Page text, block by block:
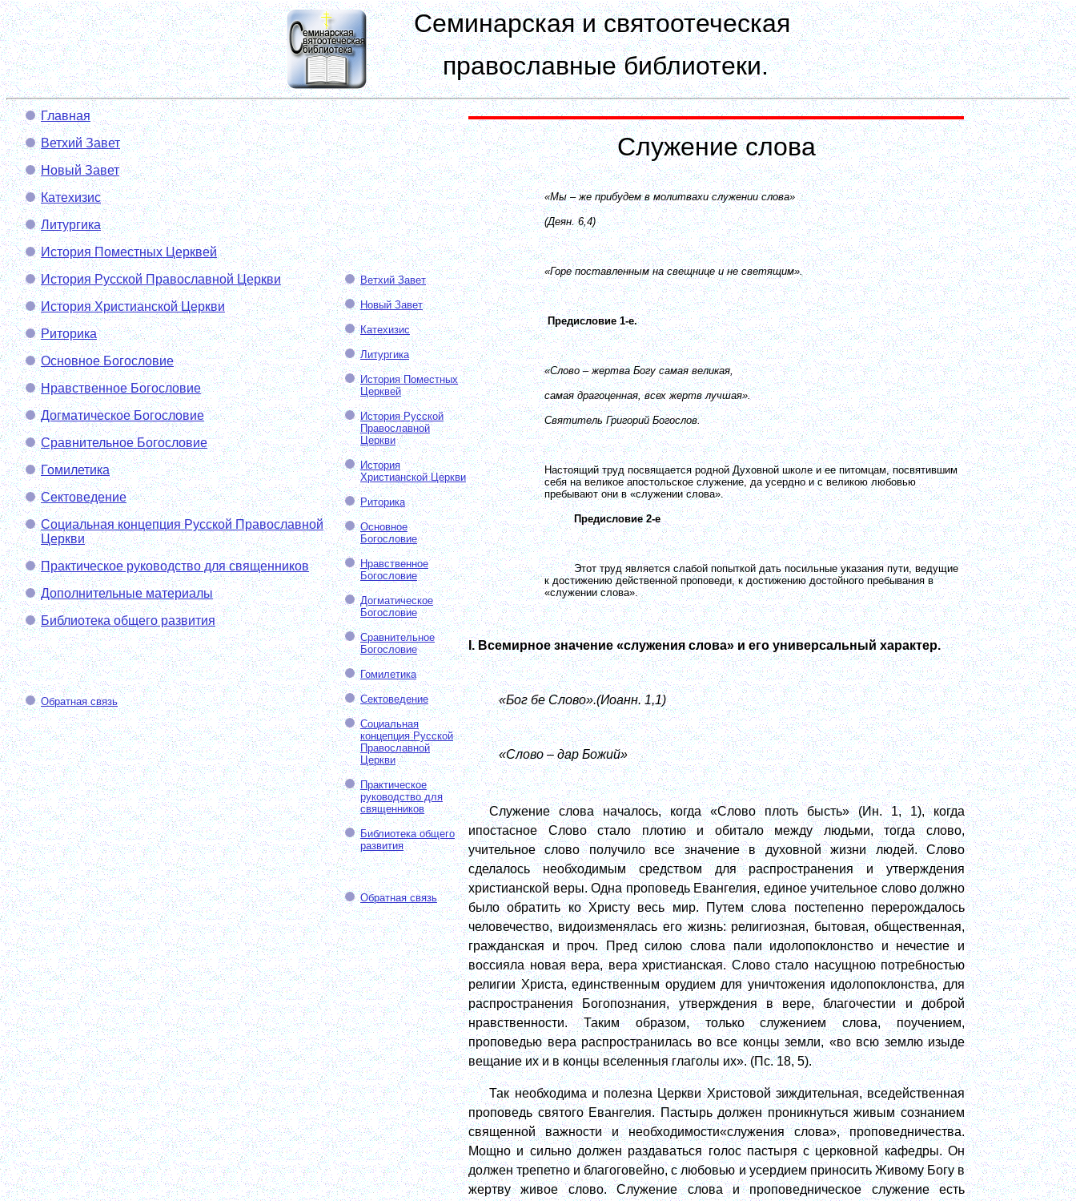
Семинарская и святоотеческая
православные библиотеки.
Главная
Ветхий Завет
Новый Завет
Катехизис
Литургика
История Поместных Церквей
История Русской Православной Церкви
История Христианской Церкви
Риторика
Основное Богословие
Нравственное Богословие
Догматическое Богословие
Сравнительное Богословие
Гомилетика
Сектоведение
Социальная концепция Русской Православной
Церкви
Практическое руководство для священников
Дополнительные материалы
Библиотека общего развития
Обратная связь
Служение слова
Ветхий Завет
Новый Завет
Катехизис
Литургика
История Поместных
Церквей
История Русской
Православной
Церкви
История
Христианской Церкви
Риторика
Основное
Богословие
Нравственное
Богословие
Догматическое
Богословие
Сравнительное
Богословие
Гомилетика
Сектоведение
Социальная
концепция Русской
Православной
Церкви
Практическое
руководство для
священников
Библиотека общего
развития
Обратная связь
«Мы – же прибудем в молитвахи служении слова»
(Деян. 6,4)
«Горе поставленным насвещнице и не светящим».
Предисловие 1-е.
«Слово – жертва Богу самая великая,
самая драгоценная, всех жертв лучшая».
Святитель Григорий Богослов.
Настоящий труд посвящается родной Духовной школе и ее питомцам, посвятившим
себя на великое апостольское служение, да усердно и с великою любовью
пребывают они в «служении слова».
Предисловие 2-е
Этот труд является слабой попыткой дать посильные указания пути, ведущие
к достижению действенной проповеди, к достижению достойного пребывания в
«служении слова».
I. Всемирное значение «служения слова»и его универсальный характер.
«Бог бе Слово».(Иоанн. 1,1)
«Слово – дар Божий»
Служение слова началось, когда «Слово плоть бысть» (Ин. 1, 1), когда
ипостасное Слово стало плотию и обитало между людьми, тогда слово,
учительное слово получило все значение в духовной жизни людей. Слово
сделалось необходимым средством для распространения и утверждения
христианской веры. Одна проповедь Евангелия, единое учительное слово должно
было обратить ко Христу весь мир. Путем слова постепенно перерождалось
человечество, видоизменялась его жизнь: религиозная, бытовая, общественная,
гражданская и проч. Пред силою слова пали идолопоклонство и нечестие и
воссияла новая вера, вера христианская. Слово стало насущною потребностью
религии Христа, единственным орудием для уничтожения идолопоклонства, для
распространения Богопознания, утверждения в вере, благочестии и доброй
нравственности. Таким образом, только служением слова, поучением,
проповедью вера распространилась во все концы земли, «во всю землю изыде
вещание их и в концы вселенныя глаголы их». (Пс. 18, 5).
Так необходима и полезна Церкви Христовой зиждительная, вседейственная
проповедь святого Евангелия. Пастырь должен проникнуться живым сознанием
священной важности и необходимости«служения слова», проповедничества.
Мощно и сильно должен раздаваться голос пастыря с церковной кафедры. Он
должен трепетно и благоговейно, с любовью и усердием приносить Живому Богу в
жертву живое слово. Служение слова и проповедническое служение есть